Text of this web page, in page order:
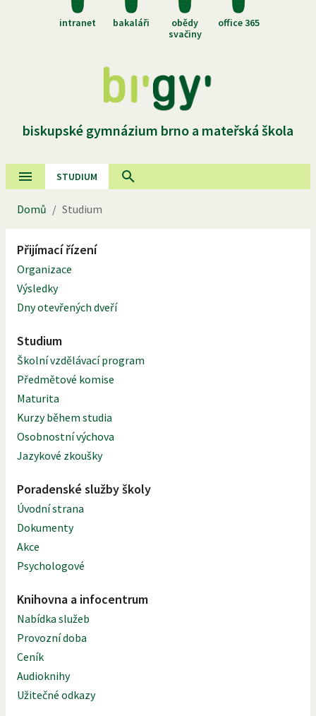
intranet bakaláři
obědy
svačiny
office 365
biskupské gymnázium brno a mateřská škola
STUDIUM
Domů / Studium
Přijímací řízení
Organizace
Výsledky
Dny otevřených dveří
Studium
Školní vzdělávací program
Předmětové komise
Maturita
Kurzy během studia
Osobnostní výchova
Jazykové zkoušky
Poradenské služby školy
Úvodní strana
Dokumenty
Akce
Psychologové
Knihovna a infocentrum
Nabídka služeb
Provozní doba
Ceník
Audioknihy
Užitečné odkazy